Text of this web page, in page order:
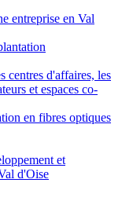
entreprise en Val
centres d'affaires, les
et espaces co-
en fibres optiques
et
d'Oise